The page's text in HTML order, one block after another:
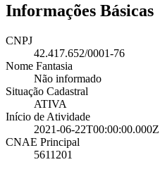
Informações Básicas
CNPJ
42.417.652/0001-76
Nome Fantasia
Não informado
Situação Cadastral
ATIVA
Início de Atividade
2021-06-22T00:00:00.000Z
CNAE Principal
5611201